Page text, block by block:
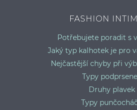
FASHION
Potřebujete poradit s
Jaký typ kalhotek je pro
Nejčastější chyby při
Typy
Druhy plavek
Typy